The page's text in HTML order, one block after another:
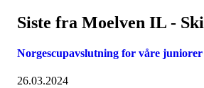
Siste fra Moelven IL - Ski
Norgescupavslutning for våre juniorer
26.03.2024